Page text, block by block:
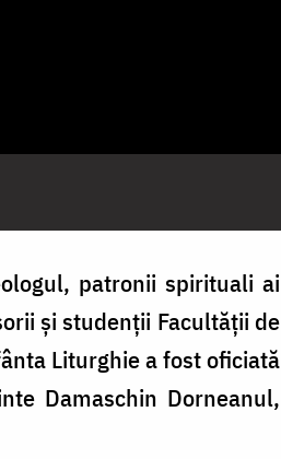
patronii spirituali ai
și studenții Facultății de
Liturghie a fost oficiată
Damaschin Dorneanul,